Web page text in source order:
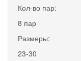
Кол-во пар:
8 пар
Размеры:
23-30